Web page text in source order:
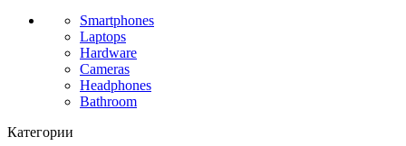
Smartphones
Laptops
Hardware
Cameras
Headphones
Bathroom
Категории